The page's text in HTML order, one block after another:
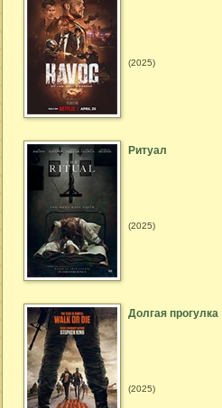
(2025)
Ритуал
(2025)
Долгая прогулка
(2025)